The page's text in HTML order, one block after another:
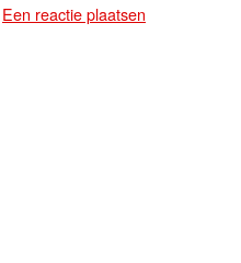
Een reactie plaatsen